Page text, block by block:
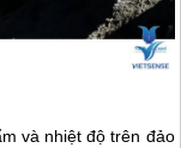
và nhiệt độ trên đảo